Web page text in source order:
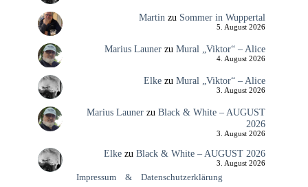
Martin zu Sommer in Wuppertal
5. August 2026
Marius Launerzu Mural „Viktor“ – Alice
4. August 2026
Elkezu Mural „Viktor“ – Alice
3. August 2026
Marius Launerzu Black & White – AUGUST
2026
3. August 2026
Elkezu Black & White – AUGUST 2026
3. August 2026
Impressum & Datenschutzerklärung